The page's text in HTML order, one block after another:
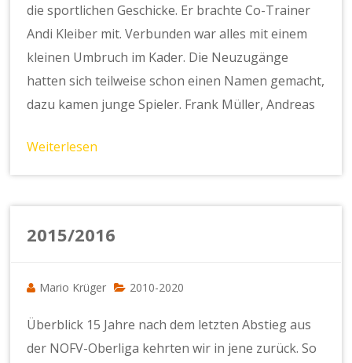
die sportlichen Geschicke. Er brachte Co-Trainer
Andi Kleiber mit. Verbunden war alles mit einem
kleinen Umbruch im Kader. Die Neuzugänge
hatten sich teilweise schon einen Namen gemacht,
dazu kamen junge Spieler. Frank Müller, Andreas
Weiterlesen
2015/2016
Mario Krüger 2010-2020
Überblick 15 Jahre nach dem letzten Abstieg aus
der NOFV-Oberliga kehrten wir in jene zurück. So